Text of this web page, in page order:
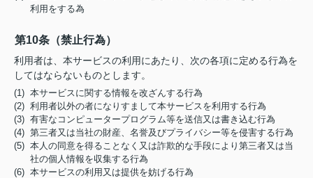
利用をする為
第10条（禁止行為）
利用者は、本サービスの利用にあたり、次の各項に定める行為を
してはならないものとします。
(1) 本サービスに関する情報を改ざんする行為
(2) 利用者以外の者になりすまして本サービスを利用する行為
(3) 有害なコンピュータープログラム等を送信又は書き込む行為
(4) 第三者又は当社の財産、名誉及びプライバシー等を侵害する行為
(5) 本人の同意を得ることなく又は詐欺的な手段により第三者又は当
社の個人情報を収集する行為
(6) 本サービスの利用又は提供を妨げる行為